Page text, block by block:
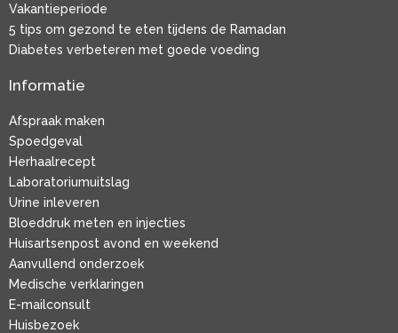
Vakantieperiode
5 tips om gezond te eten tijdens de Ramadan
Diabetes verbeteren met goede voeding
Informatie
Afspraak maken
Spoedgeval
Herhaalrecept
Laboratoriumuitslag
Urine inleveren
Bloeddruk meten en injecties
Huisartsenpost avond en weekend
Aanvullend onderzoek
Medische verklaringen
E-mailconsult
Huisbezoek